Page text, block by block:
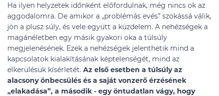
Ha ilyen helyzetek időnként előfordulnak, még nincs ok az
aggodalomra. De amikor a „problémás evés” szokássá válik,
jön a plusz súly, és vele együtt a küzdelem. A nehézségek a
magánéletben egy másik gyakori oka a túlsúly
megjelenésének. Ezek a nehézségek jelenthetik mind a
kapcsolatok kialakításának képtelenségét, mind az
elkerülésük kísérletét. Az első esetben a túlsúly az
alacsony önbecsülés és a saját vonzerő érzésének
„elakadása”, a második - egy öntudatlan vágy, hogy